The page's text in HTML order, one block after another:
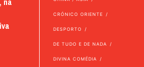
CRÓNICO ORIENTE
DESPORTO
DE TUDO E DE NADA
DIVINA COMÉDIA